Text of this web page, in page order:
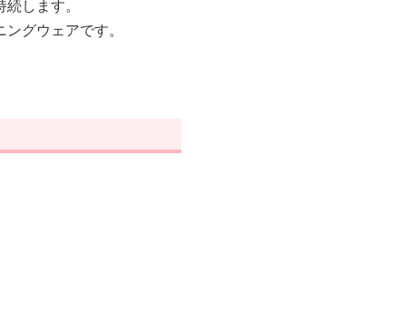
します。
グウェアです。